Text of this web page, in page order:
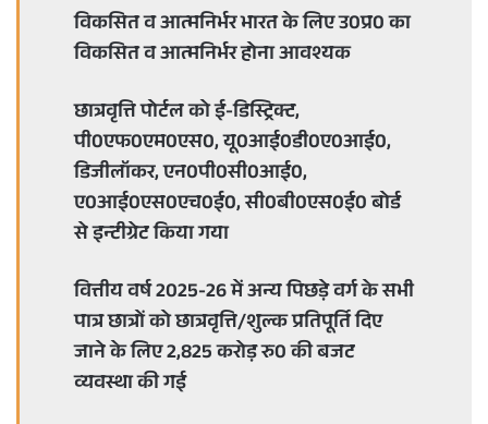
विकसित व आत्मनिर्भर भारत के लिए उ0प्र0 का
विकसित व आत्मनिर्भर होना आवश्यक
छात्रवृत्ति पोर्टल को ई-डिस्ट्रिक्ट,
पी0एफ0एम0एस0, यू0आई0डी0ए0आई0,
डिजीलॉकर, एन0पी0सी0आई0,
ए0आई0एस0एच0ई0, सी0बी0एस0ई0 बोर्ड
से इन्टीग्रेट किया गया
वित्तीय वर्ष 2025-26 में अन्य पिछड़े वर्ग के सभी
पात्र छात्रों को छात्रवृत्ति/शुल्क प्रतिपूर्ति दिए
जाने के लिए 2,825 करोड़ रु0 की बजट
व्यवस्था की गई